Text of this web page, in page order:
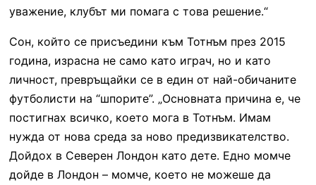
уважение, клубът ми помага с това решение.“
Сон, който се присъедини към Тотнъм през 2015
година, израсна не само като играч, но и като
личност, превръщайки се в един от най-обичаните
футболисти на “шпорите”. „Основната причина е, че
постигнах всичко, което мога в Тотнъм. Имам
нужда от нова среда за ново предизвикателство.
Дойдох в Северен Лондон като дете. Едно момче
дойде в Лондон – момче, което не можеше да